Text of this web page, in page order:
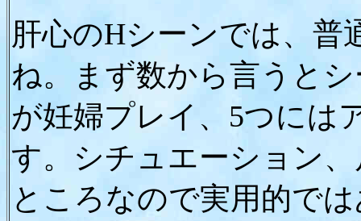
肝心のHシーンでは、
ね。まず数から言うと
が妊婦プレイ、5つには
す。シチュエーション
ところなので実用的で